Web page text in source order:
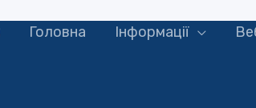
Головна Iнформації